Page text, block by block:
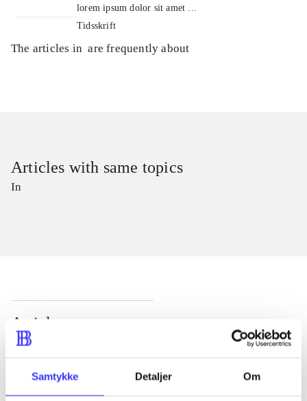
Samtykke Detaljer Om
lorem ipsum dolor sit amet ...
Tidsskrift
The articles in are frequently about
Articles with same topics
In
Articles
All registered articles grouped by issue